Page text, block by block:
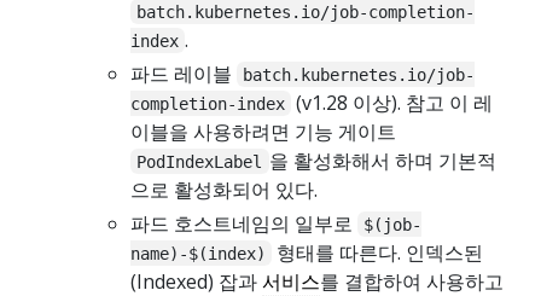
batch.kubernetes.io/job-completion-
index .
파드 레이블
batch.kubernetes.io/job-
completion-index (v1.28 이상). 참고 이 레
이블을 사용하려면 기능 게이트
PodIndexLabel
을 활성화해서 하며 기본적
으로 활성화되어 있다.
파드 호스트네임의 일부로
$(job-
name)-$(index)
형태를 따른다. 인덱스된
(Indexed) 잡과서비스를 결합하여 사용하고